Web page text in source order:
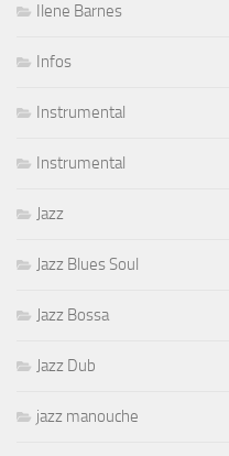
Ilene Barnes
Infos
Instrumental
Instrumental
Jazz
Jazz Blues Soul
Jazz Bossa
Jazz Dub
jazz manouche